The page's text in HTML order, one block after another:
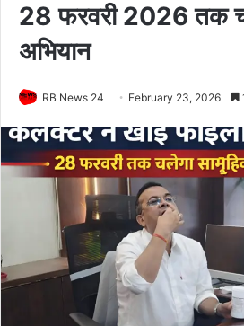
28 फरवरी 2026 तक
अभियान
RB News 24 February 23, 2026